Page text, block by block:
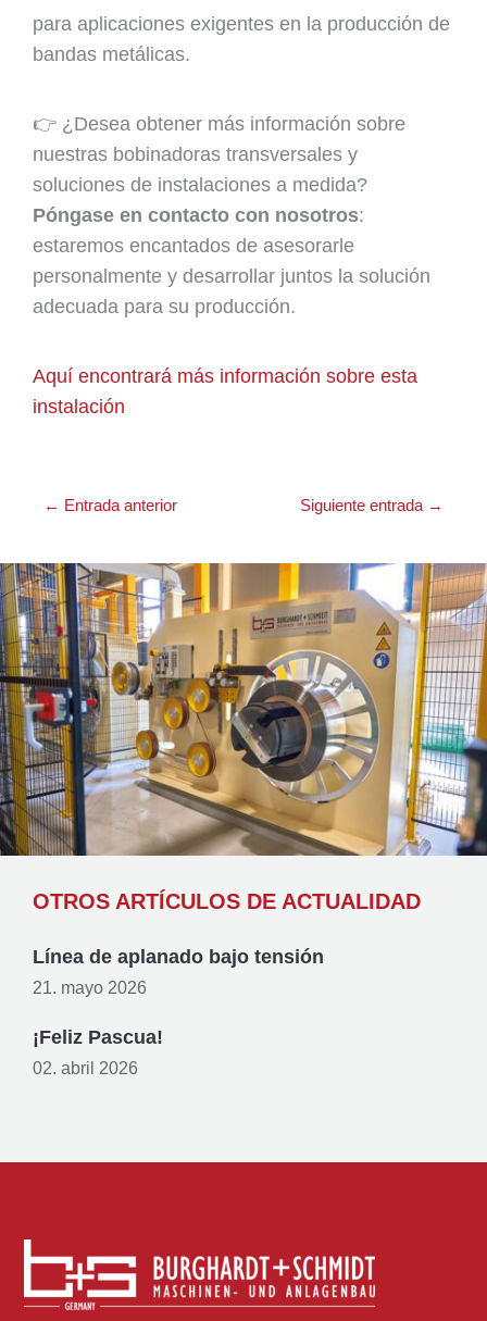
para aplicaciones exigentes en la producción de
bandas metálicas.
👉 ¿Desea obtener más información sobre
nuestras bobinadoras transversales y
soluciones de instalaciones a medida?
Póngase en contacto con nosotros:
estaremos encantados de asesorarle
personalmente y desarrollar juntos la solución
adecuada para su producción.
Aquí encontrará más información sobre esta
instalación
← Entrada anterior Siguiente entrada →
OTROS ARTÍCULOS DE ACTUALIDAD
Línea de aplanado bajo tensión
21. mayo 2026
¡Feliz Pascua!
02. abril 2026